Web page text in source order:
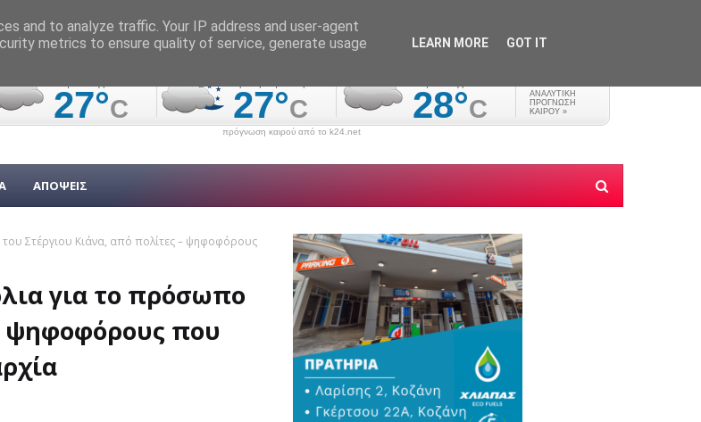
πρόγνωση καιρού από το k24.net
ΑΠΟΨΕΙΣ
Στέργιου Κιάνα, από πολίτες – ψηφοφόρους
για το πρόσωπο
ψηφοφόρους που
and to analyze traffic. Your IP address and user-agent
metrics to ensure quality of service, generate usage
LEARN MORE GOT IT